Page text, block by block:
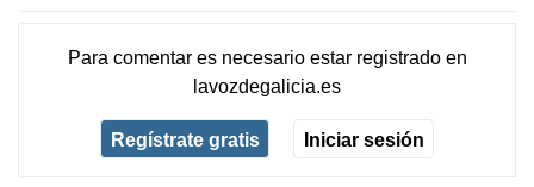
Para comentar es necesario estar registradoen
lavozdegalicia.es
Regístrate gratis Iniciar sesión